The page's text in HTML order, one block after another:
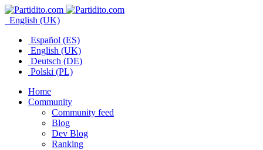
English (UK)
Español (ES)
English (UK)
Deutsch (DE)
Polski (PL)
Home
Community
Community feed
Blog
Dev Blog
Ranking